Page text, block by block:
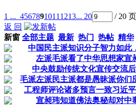
1 ... 4567891011 1213... 20 / 20 页
返 回
新窗 全部主题 最新 热门 热帖 精华
中国民主派知识分子智力如此
左派毛派看了中华思想家宣
中央鼓励传统文化宣传交流
毛派左派民主派都是愚昧派你们
工程师评论诸多预言一致习近
宣昶玮知道佛法奥秘却对中